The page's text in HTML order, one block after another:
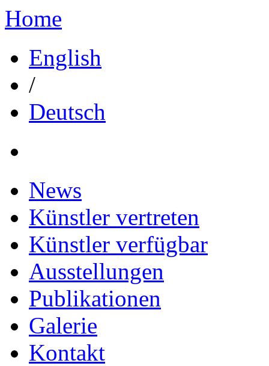
Home
English
/
Deutsch
News
Künstler vertreten
Künstler verfügbar
Ausstellungen
Publikationen
Galerie
Kontakt